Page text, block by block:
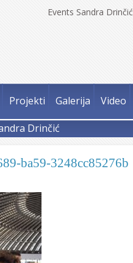
Events Sandra Drinčić
Projekti Galerija Video
Drinčić
ba59-3248cc85276b